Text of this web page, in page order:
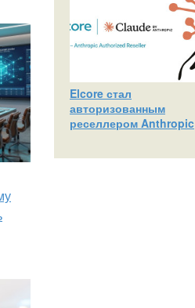
Elcore стал
авторизованным
реселлером Anthropic